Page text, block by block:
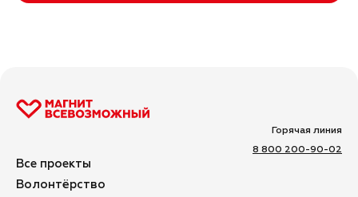
Все проекты
Волонтёрство
Горячая линия
8 800 200-90-02